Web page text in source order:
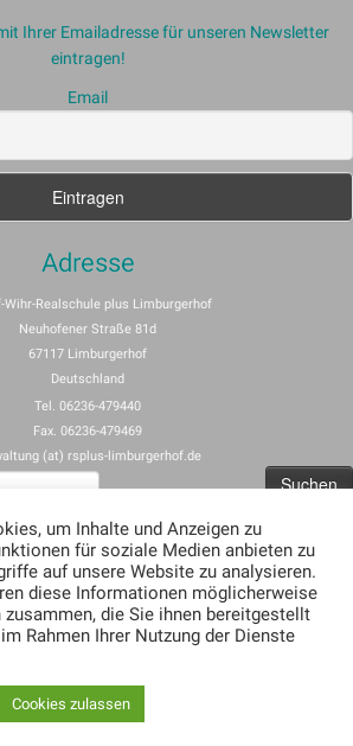
Ihrer Emailadresse für unseren Newsletter
eintragen!
Email
Adresse
Wihr-Realschule plus Limburgerhof
Neuhofener Straße 81d
67117 Limburgerhof
Deutschland
Tel. 06236-479440
Fax. 06236-479469
(at) rsplus-limburgerhof.de
Impressum
für rspus-limburgerhof.de
(Privacy Policy) für rsplus-limburgerhof.de
um Inhalte und Anzeigen zu
für soziale Medien anbieten zu
auf unsere Website zu analysieren.
diese Informationen möglicherweise
die Sie ihnen bereitgestellt
Rahmen Ihrer Nutzung der Dienste
Cookies zulassen